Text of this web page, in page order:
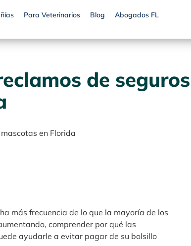
Para Veterinarios Blog Abogados FL
de seguros
en Florida
más frecuencia de lo que la mayoría de los
comprender por qué las
ayudarle a evitar pagar de su bolsillo